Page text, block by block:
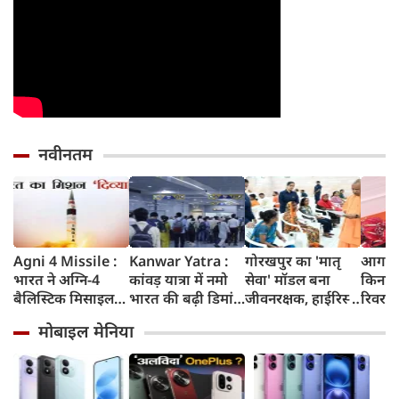
नवीनतम
Agni 4 Missile :
भारत ने अग्नि-4
बैलिस्टिक मिसाइल
किया, 4,000 KM
तक मारक क्षमता
Kanwar Yatra :
कांवड़ यात्रा में नमो
भारत की बढ़ी डिमांड,
कई स्टेशनों पर 50%
तक बढ़ी यात्रियों की
संख्या
गोरखपुर का 'मातृ
सेवा' मॉडल बना
जीवनरक्षक, हाईरिस्क
इलाज से बची 77
जिंदगियां
आगरा
रिवर
करेगी
मोबाइल मेनिया